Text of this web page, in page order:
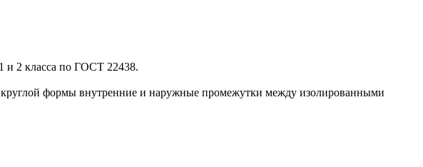
и 2 класса по ГОСТ 22438.
формы внутренние и наружные промежутки между изолированными